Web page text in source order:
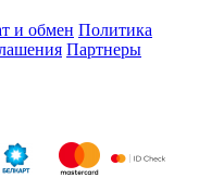
и обмен Политика
Партнеры